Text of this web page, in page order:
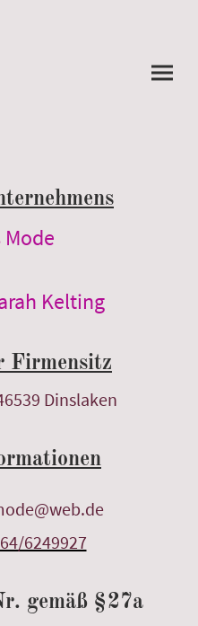
Mode
Kelting
Firmensitz
Dinslaken
6249927
gemäß §27a